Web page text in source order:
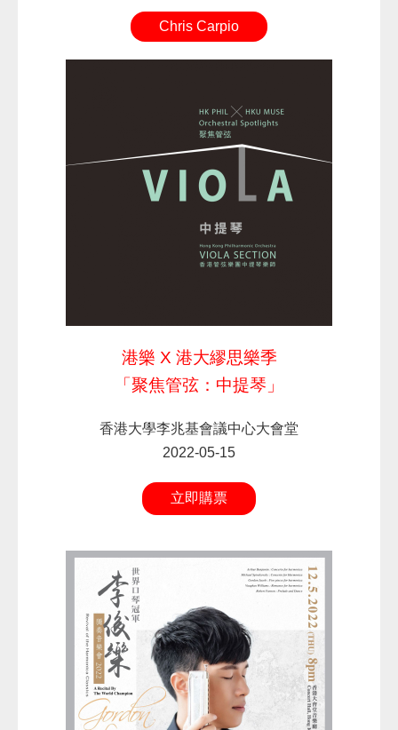
Chris Carpio
港樂 X 港大繆思樂季
「聚焦管弦：中提琴」
香港大學李兆基會議中心大會堂
2022-05-15
立即購票